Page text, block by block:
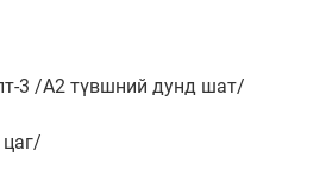
3 /A2 түвшний дунд шат/